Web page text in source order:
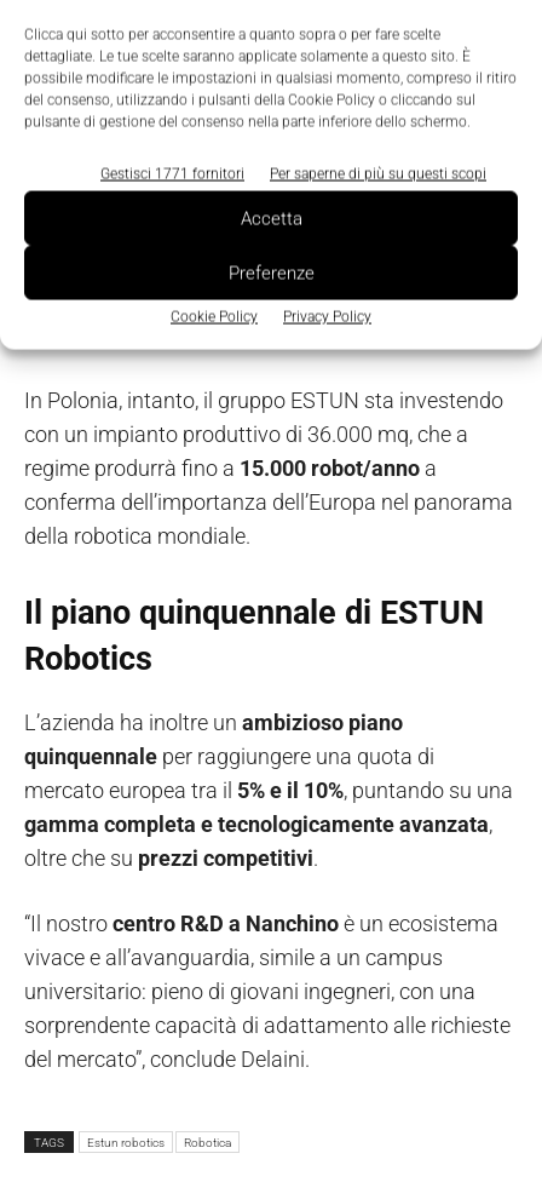
Clicca qui sotto per acconsentire a quanto sopra o per fare scelte
dettagliate. Le tue scelte saranno applicate solamente a questo sito. È
possibile modificare le impostazioni in qualsiasi momento, compreso il ritiro
del consenso, utilizzando i pulsanti della Cookie Policy o cliccando sul
pulsante di gestione del consenso nella parte inferiore dello schermo.
Gestisci 1771 fornitori Per saperne di più su questi scopi
Accetta
Preferenze
Cookie Policy Privacy Policy
31.000 robot prodotti nel 2024, pari al10% della
produzione robotica cinese, che rappresenta oltre
la metà del volume mondiale.
“Non siamo un produttore qualsiasi – sottolinea
Delaini – ma il primo costruttore asiatico in termini
di produzione, e partner naturale dei grandi gruppi
industriali che stanno investendo in Europa,
soprattutto nei settori dell’auto elettrica, delle
In Polonia, intanto, il gruppo ESTUN sta investendo
con un impianto produttivo di 36.000 mq, che a
regime produrrà fino a 15.000 robot/anno a
conferma dell’importanza dell’Europa nel panorama
della robotica mondiale.
Il piano quinquennale di ESTUN
Robotics
L’azienda ha inoltre un ambizioso piano
quinquennale per raggiungere una quota di
mercato europea tra il 5% e il 10%, puntando su una
gamma completa e tecnologicamente avanzata,
oltre che su prezzi competitivi.
“Il nostrocentro R&D a Nanchinoè un ecosistema
vivace e all’avanguardia, simile a un campus
universitario: pieno di giovani ingegneri, con una
sorprendente capacità di adattamento alle richieste
del mercato”, conclude Delaini.
TAGS Estun robotics Robotica